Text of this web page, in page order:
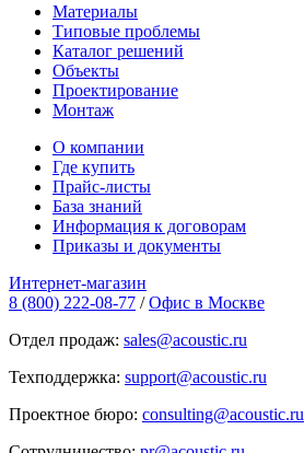
Материалы
Типовые проблемы
Каталог решений
Объекты
Проектирование
Монтаж
О компании
Где купить
Прайс-листы
База знаний
Информация к договорам
Приказы и документы
Интернет-магазин
8 (800) 222-08-77 / Офис в Москве
Отдел продаж: sales@acoustic.ru
Техподдержка: support@acoustic.ru
Проектное бюро: consulting@acoustic.ru